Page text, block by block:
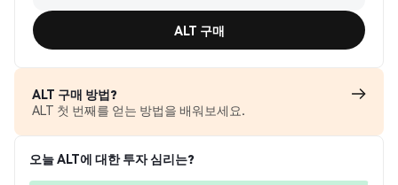
ALT 구매
ALT 구매 방법?
ALT 첫 번째를 얻는 방법을 배워보세요.
오늘 ALT에 대한 투자 심리는?